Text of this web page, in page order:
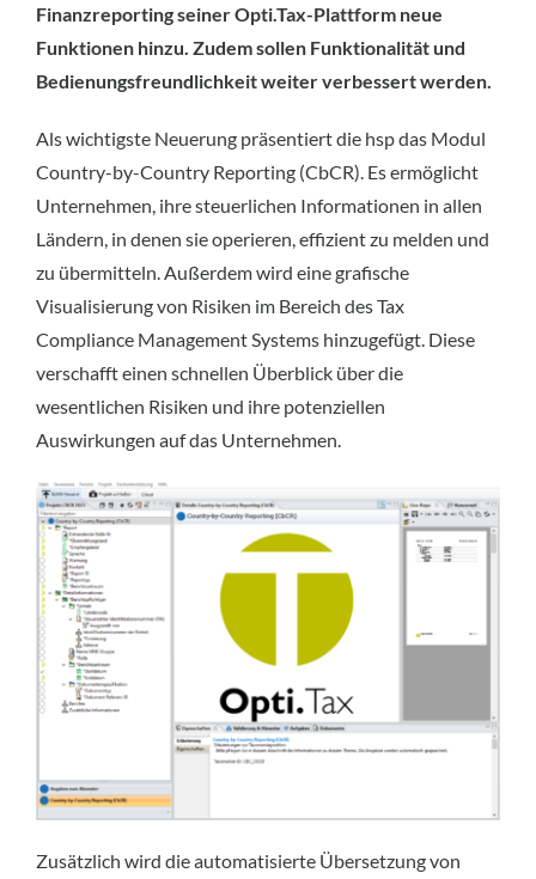
Finanzreporting seiner Opti.Tax-Plattform neue
Funktionen hinzu. Zudem sollen Funktionalität und
Bedienungsfreundlichkeit weiter verbessert werden.
Als wichtigste Neuerung präsentiert die hsp das Modul
Country-by-Country Reporting (CbCR). Es ermöglicht
Unternehmen, ihre steuerlichen Informationen in allen
Ländern, in denen sie operieren, effizient zu melden und
zu übermitteln. Außerdem wird eine grafische
Visualisierung von Risiken im Bereich des Tax
Compliance Management Systems hinzugefügt. Diese
verschafft einen schnellen Überblick über die
wesentlichen Risiken und ihre potenziellen
Auswirkungen auf das Unternehmen.
Zusätzlich wird die automatisierte Übersetzung von